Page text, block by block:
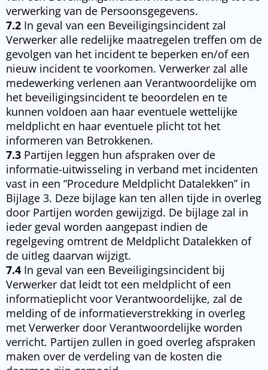
verwerking van de Persoonsgegevens.
7.2 In geval van een Beveiligingsincident zal
Verwerker alle redelijke maatregelen treffen om de
gevolgen van het incident te beperken en/of een
nieuw incident te voorkomen. Verwerker zal alle
medewerking verlenen aan Verantwoordelijke om
het beveiligingsincident te beoordelen en te
kunnen voldoen aan haar eventuele wettelijke
meldplicht en haar eventuele plicht tot het
informeren van Betrokkenen.
7.3 Partijen leggen hun afspraken over de
informatie-uitwisseling in verband met incidenten
vast in een “Procedure Meldplicht Datalekken” in
Bijlage 3. Deze bijlage kan ten allen tijde in overleg
door Partijen worden gewijzigd. De bijlage zal in
ieder geval worden aangepast indien de
regelgeving omtrent de Meldplicht Datalekken of
de uitleg daarvan wijzigt.
7.4 In geval van een Beveiligingsincident bij
Verwerker dat leidt tot een meldplicht of een
informatieplicht voor Verantwoordelijke, zal de
melding of de informatieverstrekking in overleg
met Verwerker door Verantwoordelijke worden
verricht. Partijen zullen in goed overleg afspraken
maken over de verdeling van de kosten die